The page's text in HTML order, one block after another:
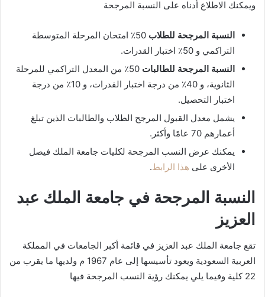
ويمكنك الاطلاع أدناه على النسبة المرجحة
النسبة المرجحة للطلاب
50٪ امتحان المرحلة المتوسطة
التراكمي و 50٪ اختبار القدرات.
النسبة المرجحة للطالبات
50٪ من المعدل التراكمي للمرحلة
الثانوية، و 40٪ من درجة اختبار القدرات، و 10٪ من درجة
اختبار التحصيل.
يشمل معدل القبول المرجح الطلاب والطالبات الذين تبلغ
أعمارهم 70 عامًا وأكثر.
يمكنك عرض النسب المرجحة لكليات جامعة الملك فيصل
الأخرى على هذا الرابط.
النسبة المرجحة في جامعة الملك عبد
العزيز
تقع جامعة الملك عبد العزيز في قائمة أكبر الجامعات في المملكة
العربية السعودية ويعود تأسيسها إلى عام 1967 م ولديها ما يقرب من
22 كلية وفيما يلي يمكنك رؤية النسب المرجحة فيها